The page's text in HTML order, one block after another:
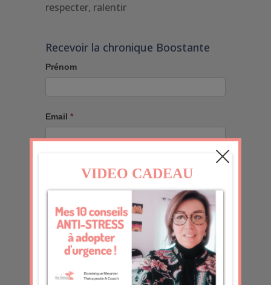
respecter, ralentir
Recevoir la chronique Boostante
Prénom
Email *
informations saisies dans ce formulaire soient utilisées
pour permettre de me recontacter, pour m’envoyer la
newsletter, dans le cadre de la relation commerciale
qui découle de cette demande.